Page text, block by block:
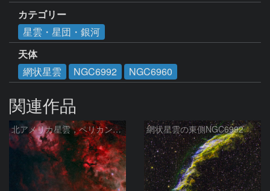
カテゴリー
星雲・星団・銀河
天体
網状星雲
NGC6992 NGC6960
関連作品
北アメリカ星雲，ペリカン星雲，サドル付近，クレセント星雲，網状星雲・・・etc 網状星雲の東側NGC6992